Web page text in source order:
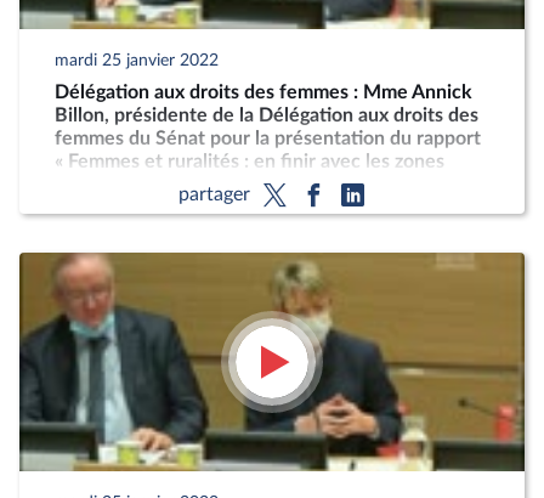
mardi 25 janvier 2022
Délégation aux droits des femmes : Mme Annick
Billon, présidente de la Délégation aux droits des
femmes du Sénat pour la présentation du rapport
« Femmes et ruralités : en finir avec les zones
blanches de l'égalité »
partager